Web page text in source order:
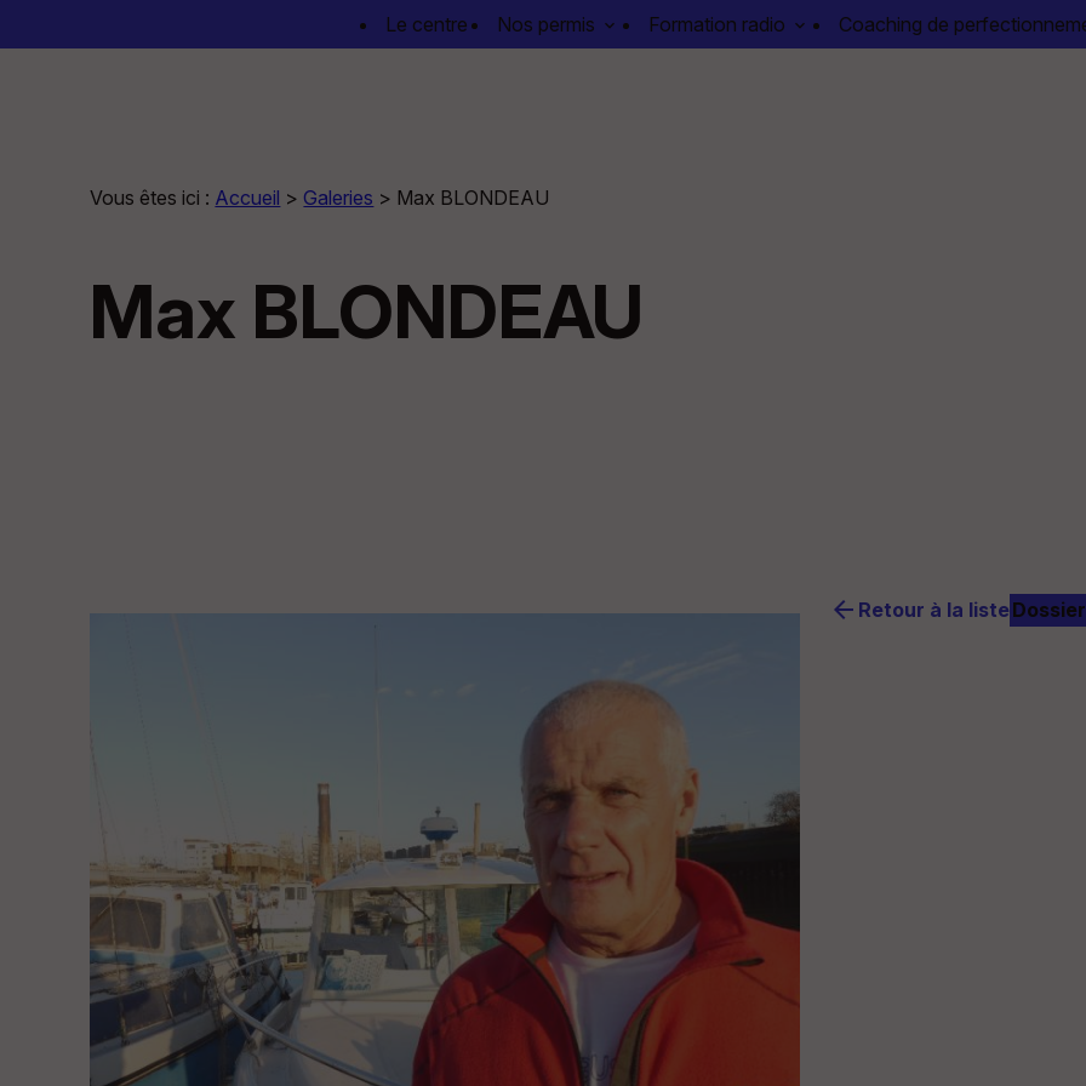
Le centre Nos permis Formation radio Coaching de
Vous êtes ici : Accueil > Galeries > Max BLONDEAU
Max BLONDEAU
arrow_back Retour à la liste